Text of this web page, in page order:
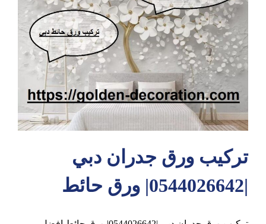
عجمان
تركيب ورق جدران دبي
|0544026642| ورق حائط